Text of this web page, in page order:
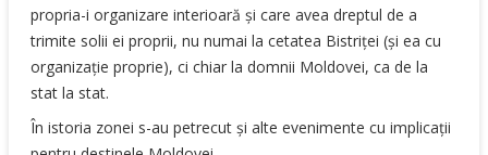
propria-i organizare interioară şi care avea dreptul de a
trimite solii ei proprii, nu numai la cetatea Bistriţei (şi ea cu
organizaţie proprie), ci chiar la domnii Moldovei, ca de la
stat la stat.
În istoria zonei s-au petrecut şi alte evenimente cu implicaţii